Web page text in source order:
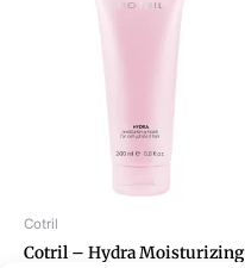
Cotril
Cotril – Hydra Moisturizing